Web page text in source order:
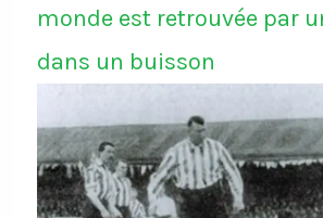
monde est retrouvée par
dans un buisson